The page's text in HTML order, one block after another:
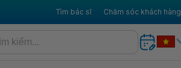
Tìm bác sĩ Chăm sóc khách hàng